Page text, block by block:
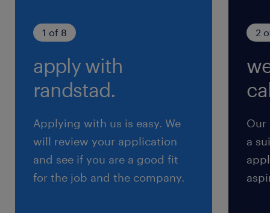
（3）8:00-16:45（実働7時間45分・休憩60分）
※※基本 就業時間1,2の2交替制（まれに就業時
間３も入る）※30~１ｈの早出あり
残業
月20H程度
1 of 8
apply with
randstad.
Applying with us is easy. We
will review your application
and see if you are a good fit
for the job and the company.
2
Our
a